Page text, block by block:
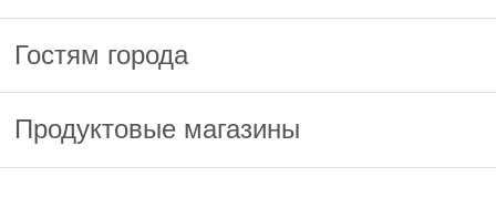
Гостям города
Продуктовые магазины